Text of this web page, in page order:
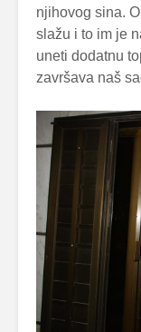
njihovog sina.
slažu i to im je
uneti dodatnu
završava naš